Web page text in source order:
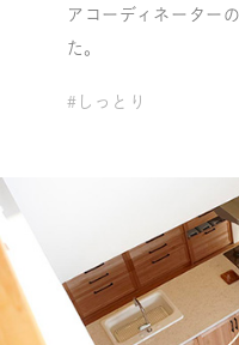
アコーディネーター
た。
#しっとり